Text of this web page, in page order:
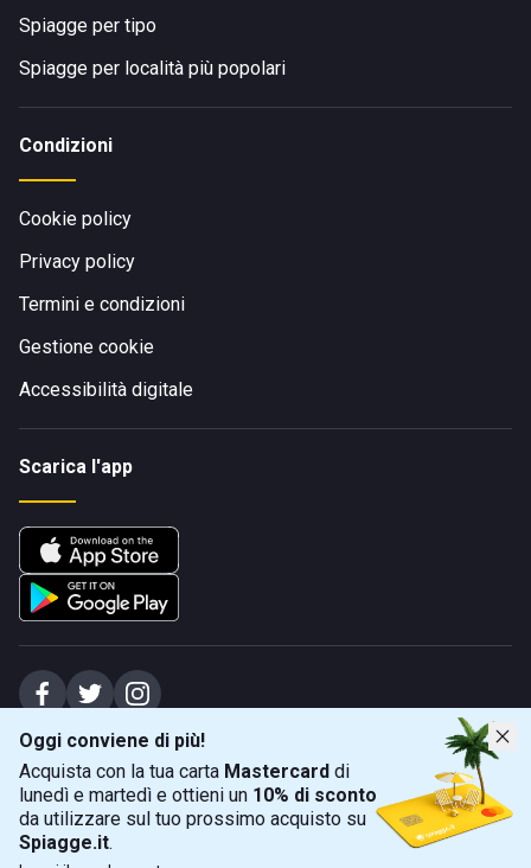
Oggi conviene di più!
Acquista con la tua carta Mastercard di
lunedì e martedì e ottieni un 10% di sconto
da utilizzare sul tuo prossimo acquisto su
Spiagge.it.
Spiagge per tipo
Spiagge per località più popolari
Condizioni
Cookie policy
Privacy policy
Termini e condizioni
Gestione cookie
Accessibilità digitale
Scarica l'app
Spiagge Srl - Sede legale: Via Marecchiese 48, 47923 Rimini (RN), IT -
capitale sociale Euro 31245,57 - Iscritta al registro delle imprese di Rimini
Sede operativa: Via Flaminia 180, 47924 Rimini (RN), IT
+39 0541 772375
info@spiagge.it - p.i./c.f. 04536640404
© 2026 Spiagge Srl. Tutti i diritti riservati.